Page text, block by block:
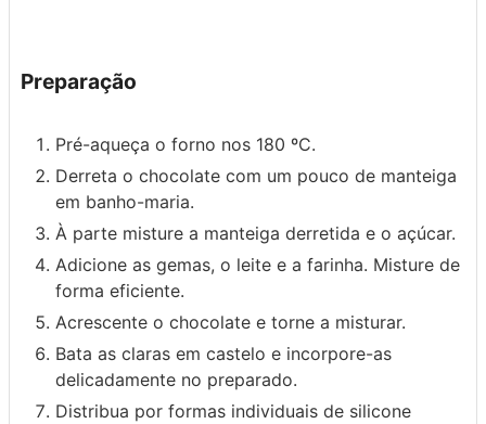
Preparação
Pré-aqueça o forno nos 180 ºC.
Derreta o chocolate com um pouco de manteiga
em banho-maria.
À parte misture a manteiga derretida e o açúcar.
Adicione as gemas, o leite e a farinha. Misture de
forma eficiente.
Acrescente o chocolate e torne a misturar.
Bata as claras em castelo e incorpore-as
delicadamente no preparado.
Distribua por formas individuais de silicone